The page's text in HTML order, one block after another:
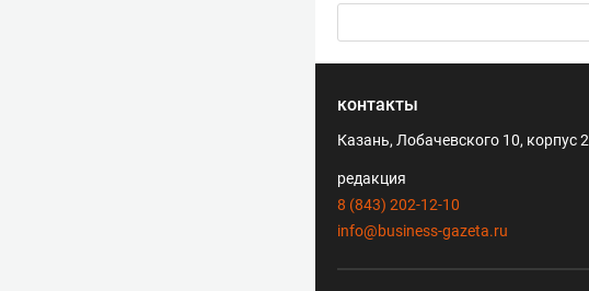
контакты
Казань, Лобачевского 10, корпус 2
редакция
8 (843) 202-12-10
info@business-gazeta.ru